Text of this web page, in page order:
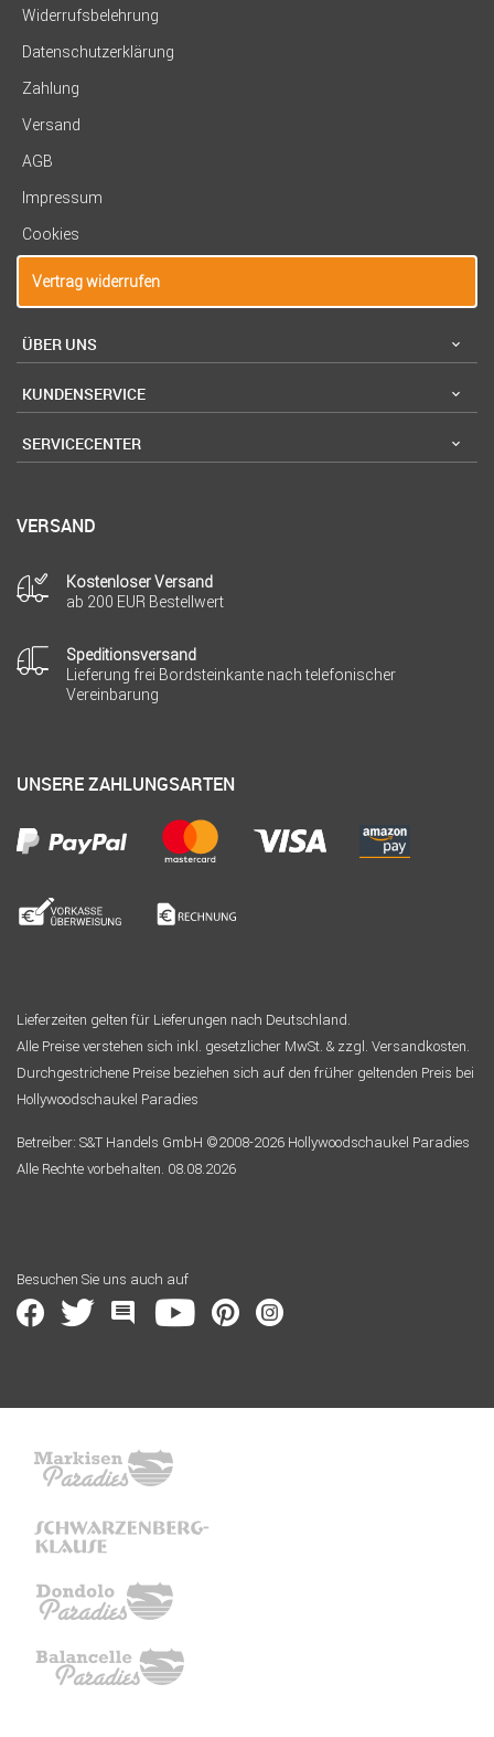
Widerrufsbelehrung
Datenschutzerklärung
Zahlung
Versand
AGB
Impressum
Cookies
Vertrag widerrufen
ÜBER UNS
KUNDENSERVICE
SERVICECENTER
VERSAND
Kostenloser Versand
ab 200 EUR Bestellwert
Speditionsversand
Lieferung frei Bordsteinkante nach telefonischer
Vereinbarung
UNSERE ZAHLUNGSARTEN
Lieferzeiten gelten für Lieferungen nach Deutschland.
Alle Preise verstehen sich inkl. gesetzlicher MwSt. & zzgl. Versandkosten.
Durchgestrichene Preise beziehen sich auf den früher geltenden Preis bei
Hollywoodschaukel Paradies
Betreiber: S&T Handels GmbH ©2008-2026 Hollywoodschaukel Paradies
Alle Rechte vorbehalten. 08.08.2026
Besuchen Sie uns auch auf